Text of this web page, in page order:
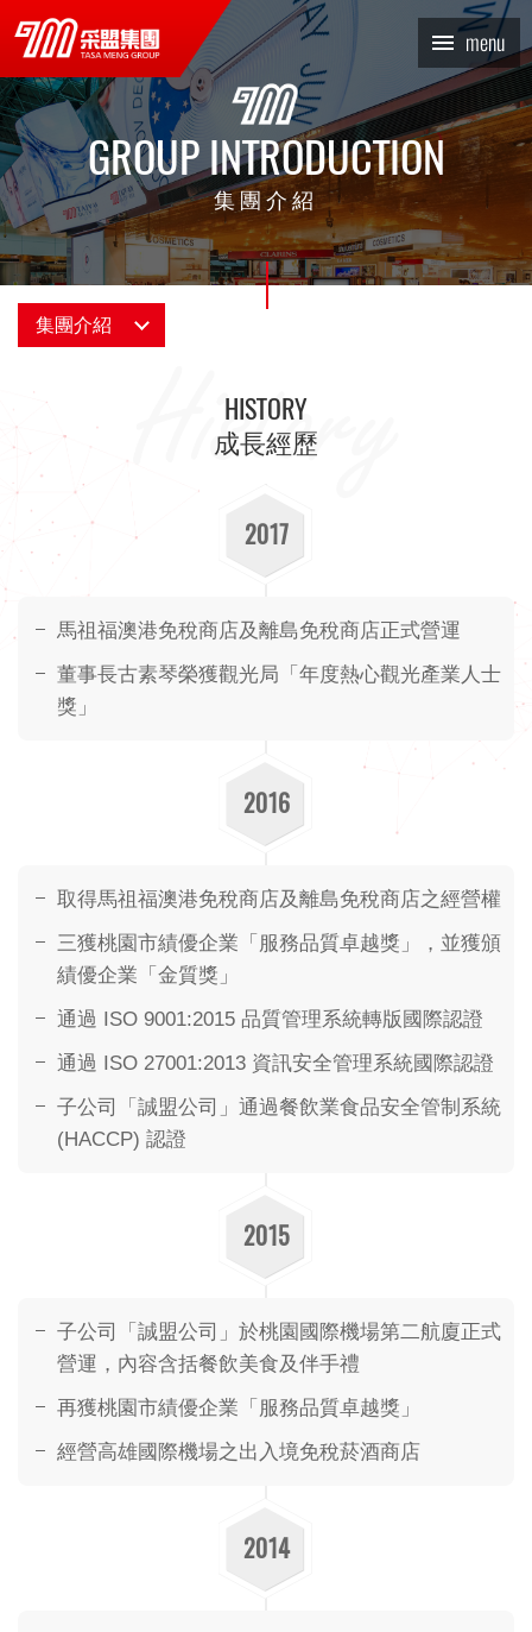
成長經歷_集團介紹 | TASA
MENG 采盟集團
menu
GROUP INTRODUCTION
集團介紹
集團介紹
經營理念
成長經歷
董事長的話
HISTORY
成長經歷
2017
馬祖福澳港免稅商店及離島免稅商店正式營運
董事長古素琴榮獲觀光局「年度熱心觀光產業人士
獎」
2016
取得馬祖福澳港免稅商店及離島免稅商店之經營權
三獲桃園市績優企業「服務品質卓越獎」，並獲頒
績優企業「金質獎」
通過 ISO 9001:2015 品質管理系統轉版國際認證
通過 ISO 27001:2013 資訊安全管理系統國際認證
子公司「誠盟公司」通過餐飲業食品安全管制系統
(HACCP) 認證
2015
子公司「誠盟公司」於桃園國際機場第二航廈正式
營運，內容含括餐飲美食及伴手禮
再獲桃園市績優企業「服務品質卓越獎」
經營高雄國際機場之出入境免稅菸酒商店
2014